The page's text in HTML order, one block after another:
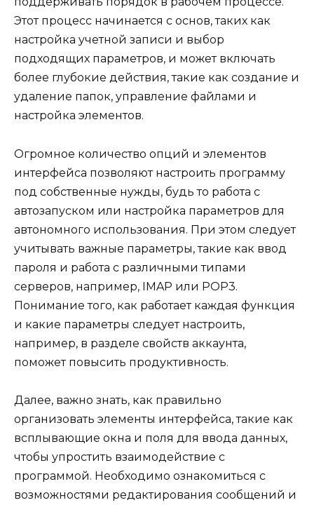
Этот процесс начинается с основ, таких как
настройка учетной записи и выбор
подходящих параметров, и может включать
более глубокие действия, такие как создание и
удаление папок, управление файлами и
настройка элементов.
Огромное количество опций и элементов
интерфейса позволяют настроить программу
под собственные нужды, будь то работа с
автозапуском или настройка параметров для
автономного использования. При этом следует
учитывать важные параметры, такие как ввод
пароля и работа с различными типами
серверов, например, IMAP или POP3.
Понимание того, как работает каждая функция
и какие параметры следует настроить,
например, в разделе свойств аккаунта,
поможет повысить продуктивность.
Далее, важно знать, как правильно
организовать элементы интерфейса, такие как
всплывающие окна и поля для ввода данных,
чтобы упростить взаимодействие с
программой. Необходимо ознакомиться с
возможностями редактирования сообщений и